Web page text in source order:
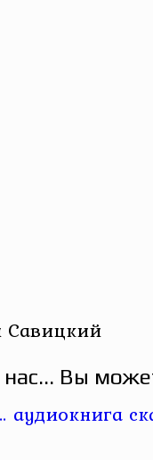
Савицкий
Вы